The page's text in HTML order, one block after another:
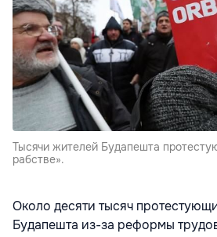
Тысячи жителей Будапешта
рабстве».
Около десяти тысяч
Будапешта из-за реформы